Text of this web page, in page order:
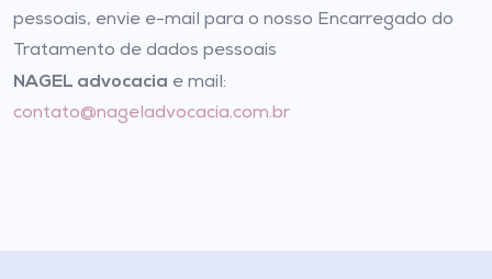
pessoais, envie e-mail para o nosso Encarregado do
Tratamento de dados pessoais
NAGEL advocacia e mail:
contato@nageladvocacia.com.br